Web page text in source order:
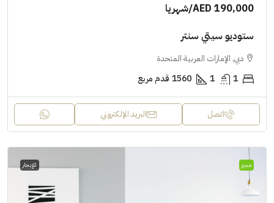
AED 190,000/شهريا
ستوديو سيتي سنتر
دبي, الإمارات العربية المتحدة
1
1
1560 قدم مربع
اتصل البريد الإلكتروني
مميز للإيجار